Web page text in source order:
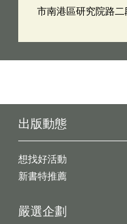
市南港區研究院路二
出版動態
想找好活動
新書特推薦
嚴選企劃